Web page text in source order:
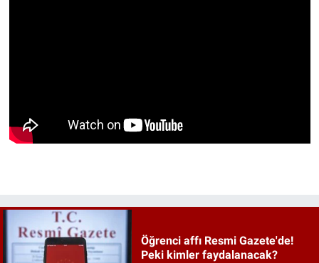
Öğrenci affı Resmi Gazete'de!
Peki kimler faydalanacak?